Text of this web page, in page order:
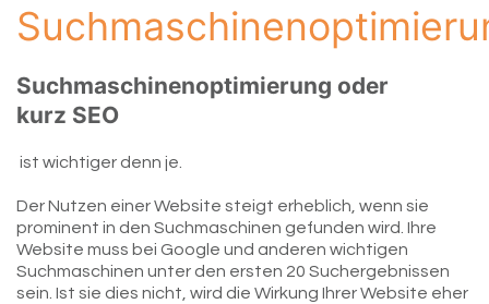
Suchmaschinenoptimierung oder
kurz SEO
ist wichtiger denn je.
Der Nutzen einer Website steigt erheblich, wenn sie
prominent in den Suchmaschinen gefunden wird. Ihre
Website muss bei Google und anderen wichtigen
Suchmaschinen unter den ersten 20 Suchergebnissen
sein. Ist sie dies nicht, wird die Wirkung Ihrer Website eher